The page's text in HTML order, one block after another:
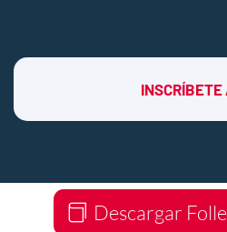
INSCRÍBETE
Descargar